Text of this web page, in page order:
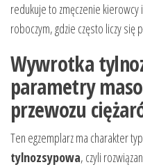
redukuje to zmęczenie kierowcy
roboczym, gdzie często liczy się
Wywrotka
parametry
przewozu
Ten egzemplarz ma charakter
tylnozsypowa, czyli